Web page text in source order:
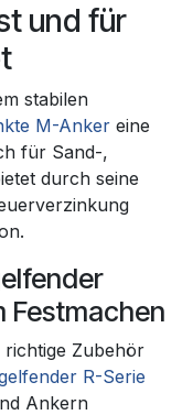
und für
stabilen
M-Anker eine
für Sand-,
durch seine
Festmachen
richtige Zubehör
R-Serie
Ankern